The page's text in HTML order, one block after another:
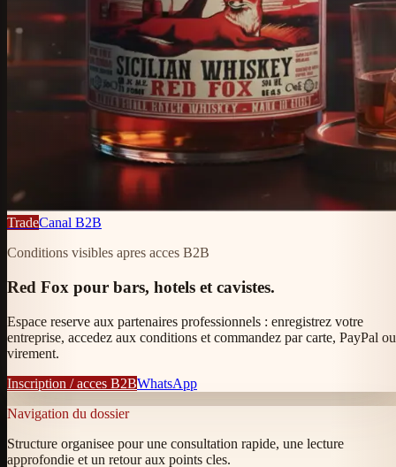
TradeCanal B2B
Conditions visibles apres acces B2B
Red Fox pour bars, hotels et cavistes.
Espace reserve aux partenaires professionnels : enregistrez votre
entreprise, accedez aux conditions et commandez par carte, PayPal ou
virement.
Inscription / acces B2BWhatsApp
Navigation du dossier
Structure organisee pour une consultation rapide, une lecture
approfondie et un retour aux points cles.